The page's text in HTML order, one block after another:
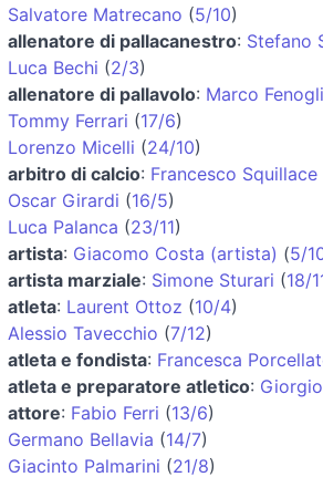
Salvatore Matrecano (5/10)
allenatore di pallacanestro: Stefano
Luca Bechi (2/3)
allenatore di pallavolo: Marco
Tommy Ferrari (17/6)
Lorenzo Micelli (24/10)
arbitro di calcio: Francesco Squillace
Oscar Girardi (16/5)
Luca Palanca (23/11)
artista: Giacomo Costa (artista) (5/
artista marziale: Simone Sturari (18/
atleta: Laurent Ottoz (10/4)
Alessio Tavecchio (7/12)
atleta e fondista: Francesca
atleta e preparatore atletico:
attore: Fabio Ferri (13/6)
Germano Bellavia (14/7)
Giacinto Palmarini (21/8)